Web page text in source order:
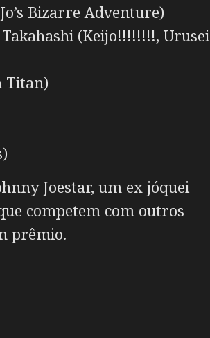
Bizarre Adventure)
(Keijo!!!!!!!!, Urusei
Titan)
Joestar, um ex jóquei
competem com outros
prêmio.